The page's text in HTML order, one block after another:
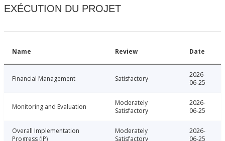
EXÉCUTION DU PROJET
Name Review Date
Financial Management Satisfactory
2026-
06-25
Monitoring and Evaluation
Moderately
Satisfactory
2026-
06-25
Overall Implementation
Progress (IP)
Moderately
Satisfactory
2026-
06-25